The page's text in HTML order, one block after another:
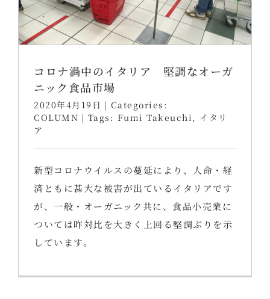
コロナ渦中のイタリア 堅調なオーガ
ニック食品市場
2020年4月19日 | Categories:
COLUMN | Tags: Fumi Takeuchi , イタリ
ア
新型コロナウイルスの蔓延により、人命・経
済ともに甚大な被害が出ているイタリアです
が、一般・オーガニック共に、食品小売業に
ついては昨対比を大きく上回る堅調ぶりを示
しています。